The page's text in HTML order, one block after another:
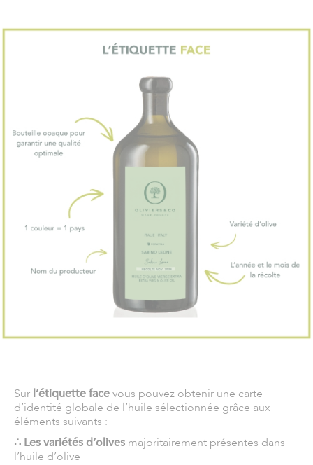
Sur l’étiquette facevous pouvez obtenir une carte
d’identité globale de l’huile sélectionnée grâce aux
éléments suivants :
∴ Les variétés d’olives majoritairement présentes dans
l’huile d’olive